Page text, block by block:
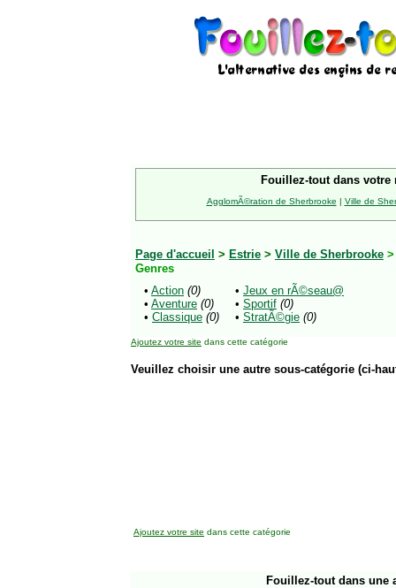
Fouillez-tout dans votre
AgglomÃ©ration de Sherbrooke | Ville de
Page d'accueil > Estrie > Ville de Sherbrooke
Genres
• Action (0)
• Aventure (0)
• Classique (0)
• Jeux en rÃ©seau@
• Sportif (0)
• StratÃ©gie (0)
Ajoutez votre site dans cette catégorie
Veuillez choisir une autre sous-catégorie (ci-
Ajoutez votre site dans cette catégorie
Fouillez-tout dans une